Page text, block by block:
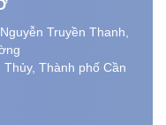
Truyền Thanh,
Thủy, Thành phố Cần